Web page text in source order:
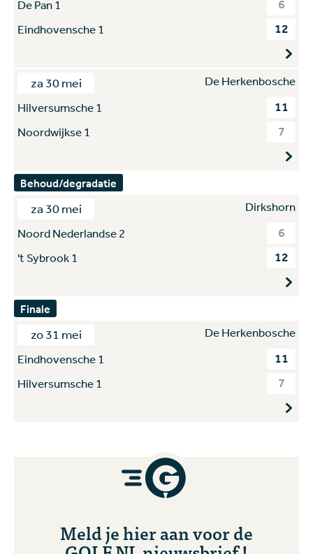
De Pan 1
6
Eindhovensche 1 12
za 30 mei
De Herkenbosche
Hilversumsche 1
11
Noordwijkse 1 7
Behoud/degradatie
za 30 mei
Dirkshorn
Noord Nederlandse 2
6
't Sybrook 1 12
Finale
zo 31 mei
De Herkenbosche
Eindhovensche 1
11
Hilversumsche 1 7
Meld je hier aan voor de